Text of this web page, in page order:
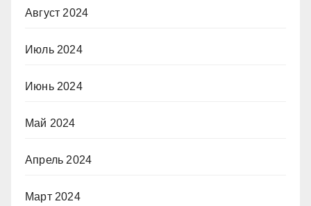
Август 2024
Июль 2024
Июнь 2024
Май 2024
Апрель 2024
Март 2024